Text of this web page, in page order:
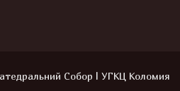
Собор | УГКЦ Коломия